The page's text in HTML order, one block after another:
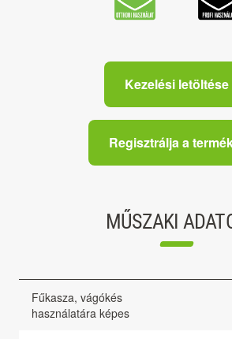
Kezelési letöltése
Regisztrálja a
MŰSZAKI
Fűkasza, vágókés
használatára képes